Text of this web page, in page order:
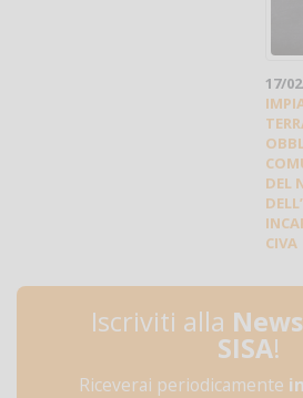
17/
DEL
CIVA
Iscriviti alla
SISA!
Riceverai periodicamente